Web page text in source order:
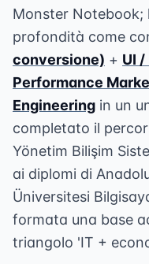
Monster
profondità come
conversione) + UI /
Performance
Engineering in un
completato il
Yönetim Bilişim
ai diplomi di
Üniversitesi
formata una base
triangolo 'IT +